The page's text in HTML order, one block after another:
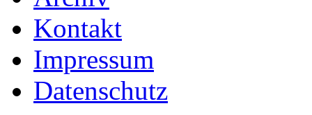
Kontakt
Impressum
Datenschutz